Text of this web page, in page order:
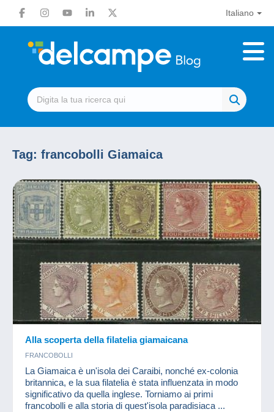
Italiano
Tag: francobolli Giamaica
Alla scoperta della filatelia giamaicana
FRANCOBOLLI
La Giamaica è un'isola dei Caraibi, nonché ex-colonia
britannica, e la sua filatelia è stata influenzata in modo
significativo da quella inglese. Torniamo ai primi
francobolli e alla storia di quest'isola paradisiaca ...